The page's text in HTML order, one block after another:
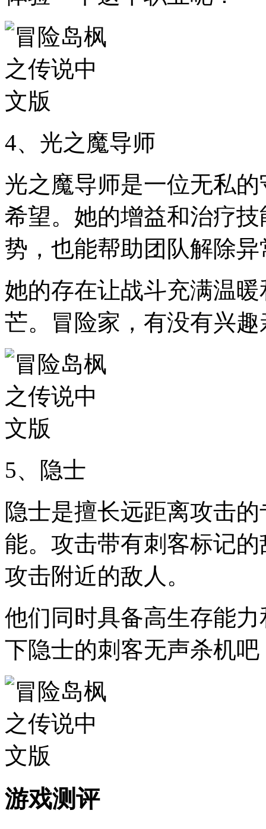
4、光之魔导师
光之魔导师是一位无私
希望。她的增益和治疗
势，也能帮助团队解除
她的存在让战斗充满温
芒。冒险家，有没有兴
5、隐士
隐士是擅长远距离攻击
能。攻击带有刺客标记
攻击附近的敌人。
他们同时具备高生存能
下隐士的刺客无声杀机吧
游戏测评